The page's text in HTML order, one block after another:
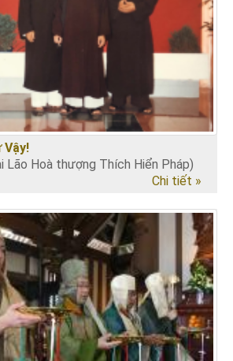
Vậy!
Lão Hoà thượng Thích Hiển Pháp)
Chi tiết »